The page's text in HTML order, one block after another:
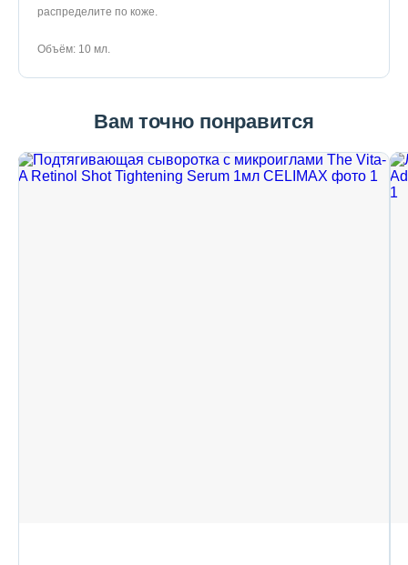
распределите по коже.
Объём: 10 мл.
Вам точно понравится